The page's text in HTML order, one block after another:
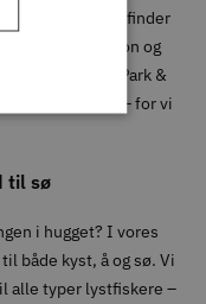
i fjeldet. Her finder
hvor funktion og
jagtudstyr hos Park &
det kræver – for vi
til sø
i hugget? I vores
både kyst, å og sø. Vi
alle typer lystfiskere –